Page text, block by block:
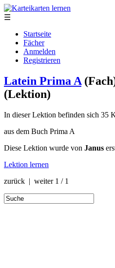
☰
Startseite
Fächer
Anmelden
Registrieren
Latein Prima A
(Lektion)
In dieser Lektion befinden sich 35
aus dem Buch Prima A
Diese Lektion wurde von Janus
Lektion lernen
zurück | weiter 1 / 1